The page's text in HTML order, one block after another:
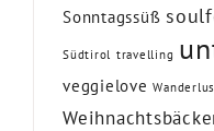
Sonntagssüß
Südtirol travelling
veggielove